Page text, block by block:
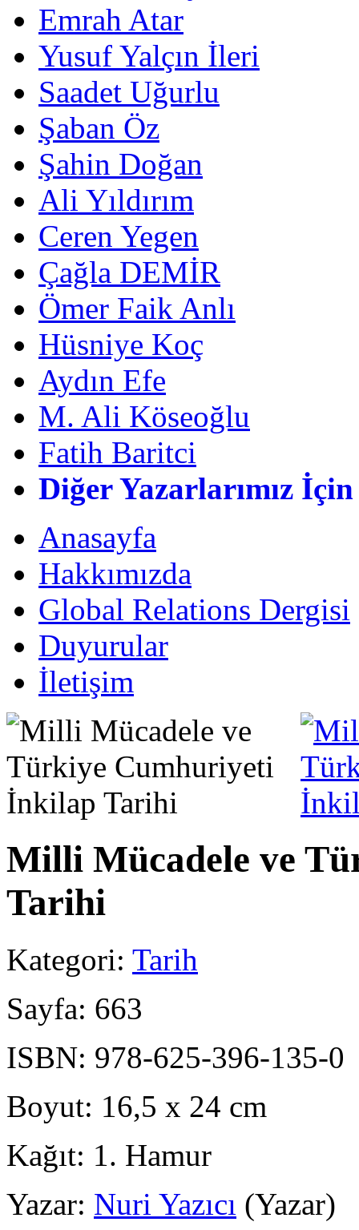
Emrah Atar
Yusuf Yalçın İleri
Saadet Uğurlu
Şaban Öz
Şahin Doğan
Ali Yıldırım
Ceren Yegen
Çağla DEMİR
Ömer Faik Anlı
Hüsniye Koç
Aydın Efe
M. Ali Köseoğlu
Fatih Baritci
Diğer Yazarlarımız İçin
Anasayfa
Hakkımızda
Global Relations Dergisi
Duyurular
İletişim
Milli Mücadele ve
Tarihi
Kategori: Tarih
Sayfa: 663
ISBN: 978-625-396-135-0
Boyut: 16,5 x 24 cm
Kağıt: 1. Hamur
Yazar: Nuri Yazıcı (Yazar)